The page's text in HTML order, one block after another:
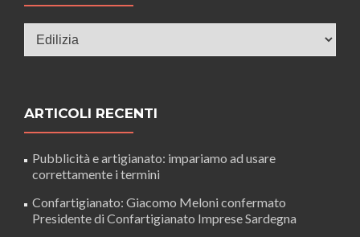
ARTICOLI RECENTI
Pubblicità e artigianato: impariamo ad usare
correttamente i termini
Confartigianato: Giacomo Meloni confermato
Presidente di Confartigianato Imprese Sardegna